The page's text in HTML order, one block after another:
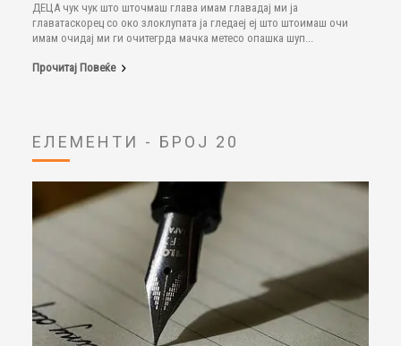
ДЕЦА чук чук што шточмаш глава имам главадај ми ја
главатаскорец со око злоклупата ја гледаеј еј што штоимаш очи
имам очидај ми ги очитегрда мачка метесо опашка шуп...
Прочитај Повеќе
ЕЛЕМЕНТИ - БРОЈ 20